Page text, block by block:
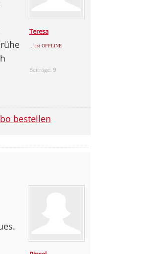
Teresa
... ist OFFLINE
Beiträge: 9
bestellen